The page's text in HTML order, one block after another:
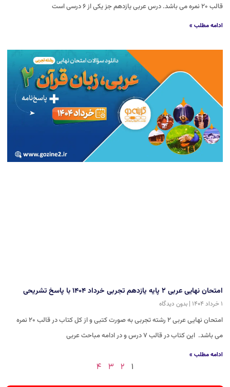
قالب ۲۰ نمره می باشد. درس عربی یازدهم جز یکی از ۶ درسی است
ادامه مطلب »
امتحان نهایی عربی ۲ پایه یازدهم تجربی خرداد ۱۴۰۴ با پاسخ تشریحی
۱ خرداد ۱۴۰۴ بدون دیدگاه
امتحان نهایی عربی ۲ رشته تجربی به صورت کتبی و از کل کتاب در قالب ۲۰ نمره
می باشد. این کتاب در قالب ۷ درس و در ادامه مباحث عربی
ادامه مطلب »
۱ ۲ ۳ ۴